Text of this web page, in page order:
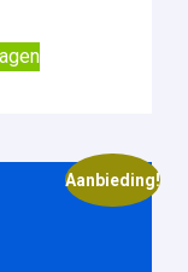
Aanbieding!